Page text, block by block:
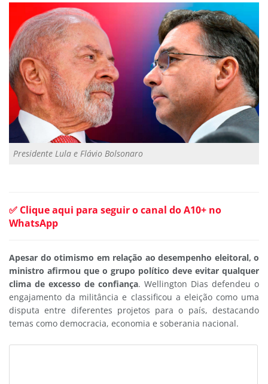
Presidente Lula e Flávio Bolsonaro
✅ Clique aqui para seguir o canal do A10+ no
WhatsApp
Apesar do otimismo em relação ao desempenho eleitoral, o
ministro afirmou que o grupo político deve evitar qualquer
clima de excesso de confiança. Wellington Dias defendeu o
engajamento da militância e classificou a eleição como uma
disputa entre diferentes projetos para o país, destacando
temas como democracia, economia e soberania nacional.